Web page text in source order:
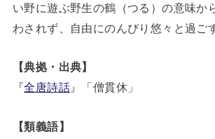
い野に遊ぶ野生の鶴（つる）の意味か
わされず、自由にのんびり悠々と過ご
【典拠・出典】
『全唐詩話』「僧貫休」
【類義語】